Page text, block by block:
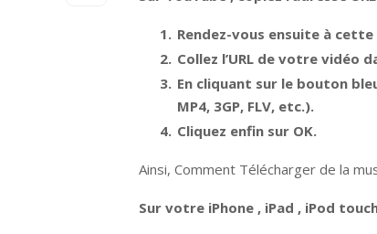
Rendez-vous ensuite à cette
Collez l’URL de votre vidéo
En cliquant sur le bouton
MP4, 3GP, FLV, etc.).
Cliquez enfin sur OK.
Ainsi, Comment Télécharger de la
Sur votre iPhone , iPad , iPod